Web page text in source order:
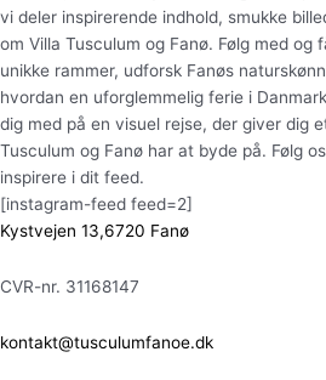
vi deler inspirerende indhold, smukke
om Villa Tusculum og Fanø. Følg med og
unikke rammer, udforsk Fanøs
hvordan en uforglemmelig ferie i
dig med på en visuel rejse, der giver dig
Tusculum og Fanø har at byde på. Følg
inspirere i dit feed.
[instagram-feed feed=2]
Kystvejen 13,6720 Fanø
CVR-nr. 31168147
kontakt@tusculumfanoe.dk